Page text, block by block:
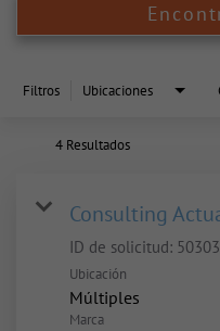
Filtros Ubicaciones
4 Resultados
Consulting
ID de solicitud: 50303
Ubicación
Múltiples
Marca